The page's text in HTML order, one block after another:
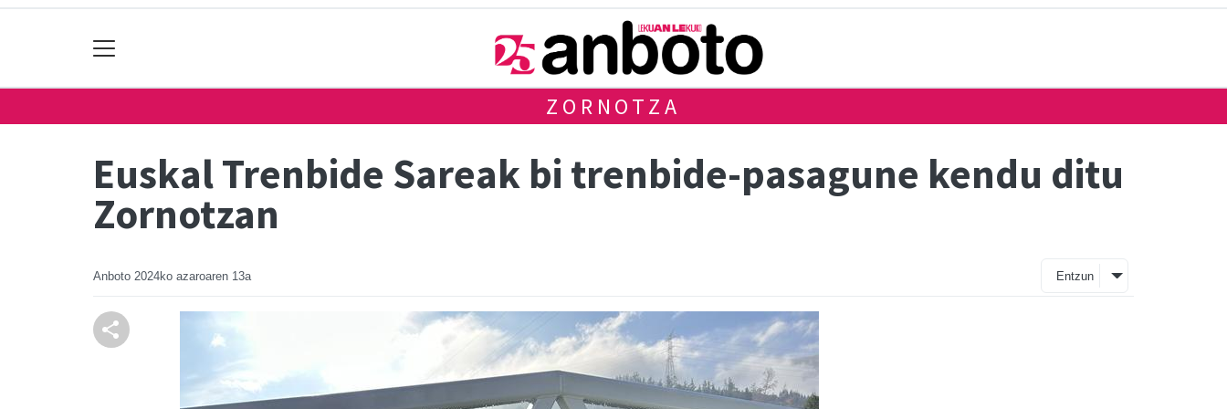
ZORNOTZA
Euskal Trenbide Sareak bi trenbide-pasagune kendu ditu
Zornotzan
Anboto 2024ko azaroaren 13a Entzun